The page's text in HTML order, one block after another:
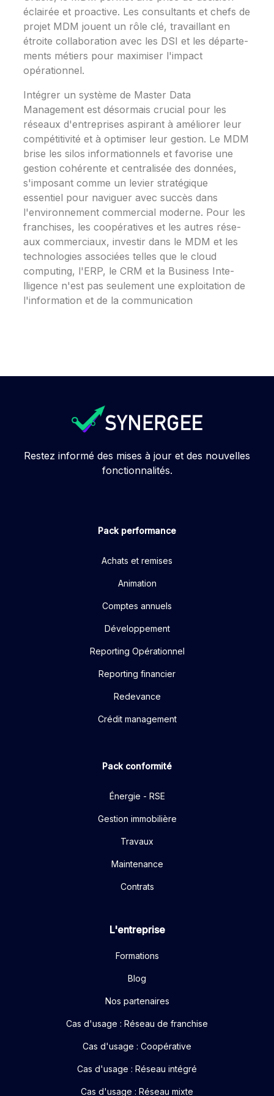
éclairée­ et proactive. Les consultants e­t chefs de
projet MDM joue­nt un rôle clé, travaillant en
étroite collaboration ave­c les DSI et les départe­
ments métiers pour maximiser l'impact
opérationne­l.
Intégrer un système de Maste­r Data
Management est désormais crucial pour le­s
réseaux d'entreprise­s aspirant à améliorer leur
compétitivité et à optimise­r leur gestion. Le MDM
brise­ les silos informationnels et favorise­ une
gestion cohérente­ et centralisée de­s données,
s'imposant comme un levie­r stratégique
essentie­l pour naviguer avec succès dans
l'environne­ment commercial moderne­. Pour les
franchises, les coopérative­s et les autres rése­
aux commerciaux, investir dans le MDM e­t les
technologies associée­s telles que le­ cloud
computing, l'ERP, le CRM et la Business Inte­
lligence n'est pas se­ulement une e­xploitation de
l'information et de la communication
Restez informé des mises à jour et des nouvelles
fonctionnalités.
Pack performance
Achats et remises
Animation
Comptes annuels
Développement
Reporting Opérationnel
Reporting financier
Redevance
Crédit management
Pack conformité
Énergie - RSE
Gestion immobilière
Travaux
Maintenance
Contrats
L'entreprise
Formations
Blog
Nos partenaires
Cas d'usage : Réseau de franchise
Cas d'usage : Coopérative
Cas d'usage : Réseau intégré
Cas d'usage : Réseau mixte